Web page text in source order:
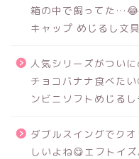
箱の中で飼ってた…😂
キャップ めじるし文具
人気シリーズがつい
チョコバナナ食べた
ンビニソフトめじる
ダブルスイングでク
しいよね😋エフトイ